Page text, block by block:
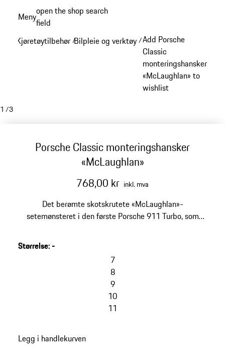
Menyopen the shop search
field
Kjøretøytilbehør /Bilpleie og verktøy /Add Porsche
Classic
monteringshansker
«McLaughlan» to
wishlist
1 /3
Porsche Classic monteringshansker
«McLaughlan»
768,00 kr inkl. mva
Det berømte skotskrutete «McLaughlan»-
setemønsteret i den første Porsche 911 Turbo, som
har inspirert utformingen av monteringshanskene fra
Størrelse:-
7
8
9
10
11
Legg i handlekurven